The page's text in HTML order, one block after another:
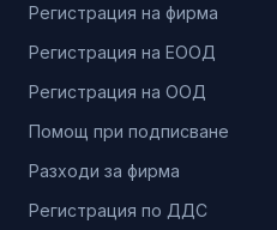
Регистрация на фирма
Регистрация на ЕООД
Регистрация на ООД
Помощ при подписване
Разходи за фирма
Регистрация по ДДС